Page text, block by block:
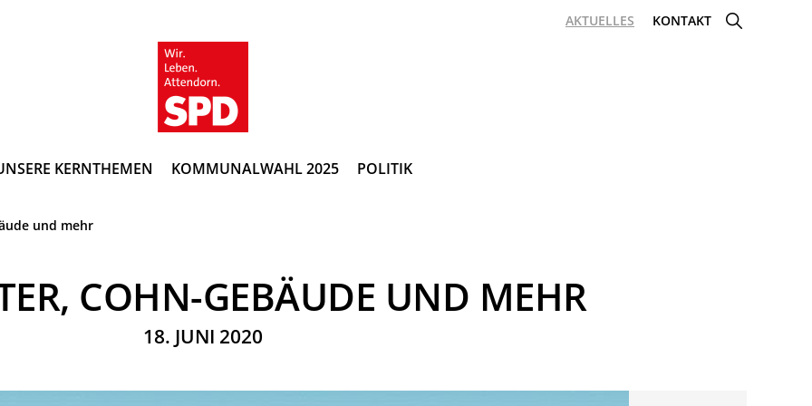
AKTUELLES KONTAKT SHOW
SEARCH
KERNTHEMEN KOMMUNALWAHL 2025 POLITIK
und mehr
COHN-GEBÄUDE UND MEHR
18. JUNI 2020